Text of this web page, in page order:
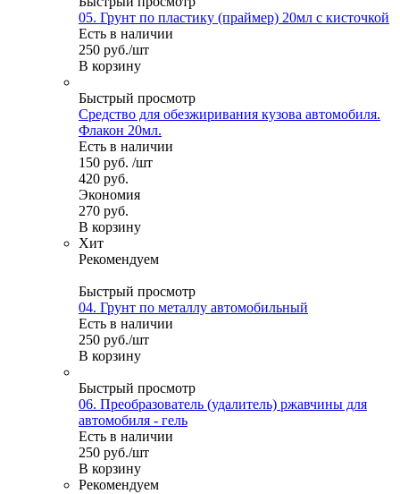
05. Грунт по пластику (праймер) 20мл с кисточкой
Есть в наличии
250 руб./шт
В корзину
Быстрый просмотр
Средство для обезжиривания кузова автомобиля.
Флакон 20мл.
Есть в наличии
150 руб. /шт
420 руб.
Экономия
270 руб.
В корзину
Хит
Рекомендуем
Быстрый просмотр
04. Грунт по металлу автомобильный
Есть в наличии
250 руб./шт
В корзину
Быстрый просмотр
06. Преобразователь (удалитель) ржавчины для
автомобиля - гель
Есть в наличии
250 руб./шт
В корзину
Рекомендуем